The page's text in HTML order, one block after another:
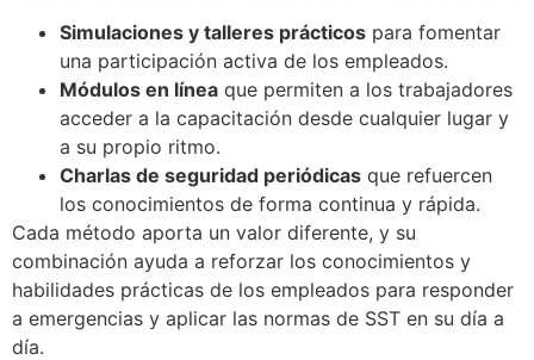
Simulaciones y talleres prácticos para fomentar
una participación activa de los empleados.
Módulos en línea que permiten a los trabajadores
acceder a la capacitación desde cualquier lugar y
a su propio ritmo.
Charlas de seguridad periódicas que refuercen
los conocimientos de forma continua y rápida.
Cada método aporta un valor diferente, y su
combinación ayuda a reforzar los conocimientos y
habilidades prácticas de los empleados para responder
a emergencias y aplicar las normas de SST en su día a
día.